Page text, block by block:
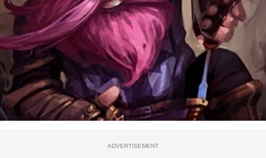
ADVERTISEMENT